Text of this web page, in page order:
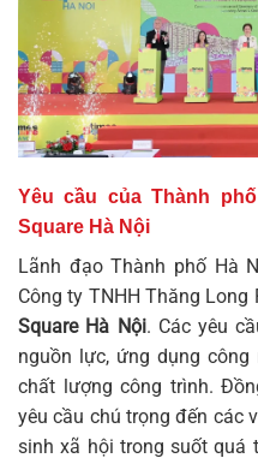
Yêu cầu của Thành
Square Hà Nội
Lãnh đạo Thành phố Hà
Công ty TNHH Thăng Long
Square Hà Nội. Các yêu
nguồn lực, ứng dụng
chất lượng công trình.
yêu cầu chú trọng đến các
sinh xã hội trong suốt quá